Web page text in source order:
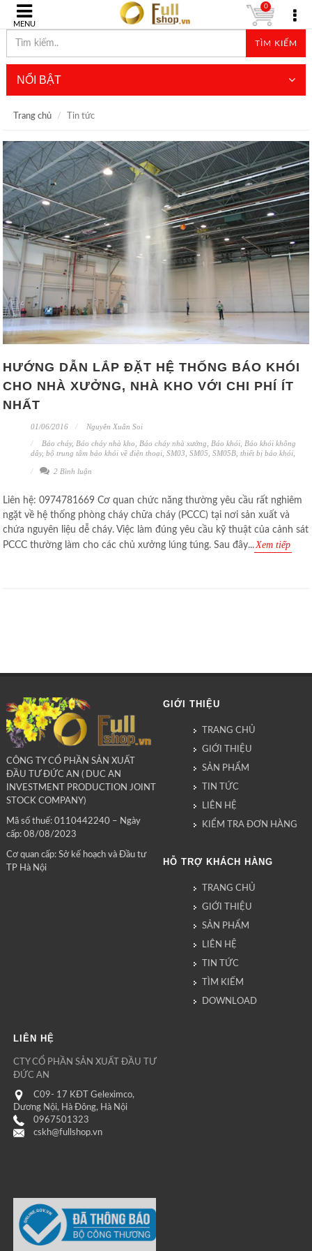
MENU
TÌM KIẾM
0
NỔI BẬT
Trang chủ Tin tức
HƯỚNG DẪN LẮP ĐẶT HỆ THỐNG BÁO KHÓI
CHO NHÀ XƯỞNG, NHÀ KHO VỚI CHI PHÍ ÍT
NHẤT
01/06/2016
Nguyễn Xuân Soi
Báo cháy, Báo cháy nhà kho, Báo cháy nhà xưởng, Báo khói, Báo khói không
dây, bộ trung tâm báo khói về điện thoại, SM03, SM05, SM05B, thiết bị báo khói,
2 Bình luận
Liên hệ: 0974781669 Cơ quan chức năng thường yêu cầu rất nghiêm
ngặt về hệ thống phòng cháy chữa cháy (PCCC) tại nơi sản xuất và
chứa nguyên liệu dễ cháy. Việc làm đúng yêu cầu kỹ thuật của cảnh sát
PCCC thường làm cho các chủ xưởng lúng túng. Sau đây...Xem tiếp
CÔNG TY CỔ PHẦN SẢN XUẤT
ĐẦU TƯ ĐỨC AN ( DUC AN
INVESTMENT PRODUCTION JOINT
STOCK COMPANY)
Mã số thuế: 0110442240 – Ngày
cấp: 08/08/2023
Cơ quan cấp: Sở kế hoạch và Đầu tư
TP Hà Nội
GIỚI THIỆU
TRANG CHỦ
GIỚI THIỆU
SẢN PHẨM
TIN TỨC
LIÊN HỆ
KIỂM TRA ĐƠN HÀNG
HỖ TRỢ KHÁCH HÀNG
TRANG CHỦ
GIỚI THIỆU
SẢN PHẨM
LIÊN HỆ
TIN TỨC
TÌM KIẾM
DOWNLOAD
LIÊN HỆ
CTY CỔ PHẦN SẢN XUẤT ĐẦU TƯ
ĐỨC AN
C09- 17 KĐT Geleximco,
Dương Nội, Hà Đông, Hà Nội
0967501323
cskh@fullshop.vn